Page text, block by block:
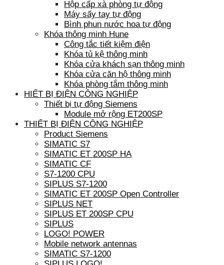
Hộp cấp xà phòng tự động
Máy sấy tay tự động
Bình phun nước hoa tự động
Khóa thông minh Hune
Công tắc tiết kiệm điện
Khóa tủ kệ thông minh
Khóa cửa khách sạn thông minh
Khóa cửa căn hộ thông minh
Khóa phòng tắm thông minh
HIẾT BỊ ĐIỆN CÔNG NGHIỆP
Thiết bị tự động Siemens
Module mở rộng ET200SP
THIẾT BỊ ĐIỆN CÔNG NGHIỆP
Product Siemens
SIMATIC S7
SIMATIC ET 200SP HA
SIMATIC CF
S7-1200 CPU
SIPLUS S7-1200
SIMATIC ET 200SP Open Controller
SIPLUS NET
SIPLUS ET 200SP CPU
SIPLUS
LOGO! POWER
Mobile network antennas
SIMATIC S7-1200